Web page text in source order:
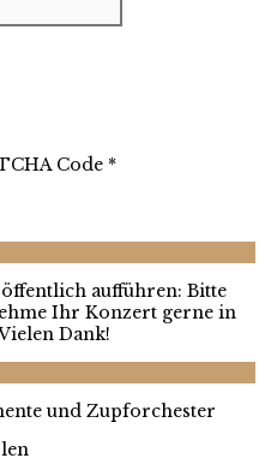
Code *
aufführen: Bitte
Ihr Konzert gerne in
Dank!
und Zupforchester